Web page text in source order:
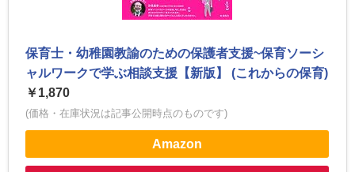
保育士・幼稚園教諭のための保護者支援~保育ソーシ
ャルワークで学ぶ相談支援【新版】 (これからの保育)
￥1,870
(価格・在庫状況は記事公開時点のものです)
Amazon